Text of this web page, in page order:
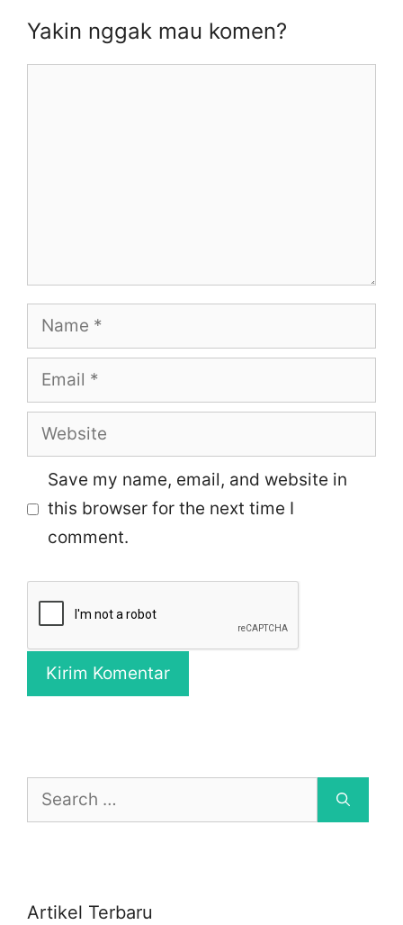
) w
)
w
)
w
)
Yakin nggak mau komen?
Name
Email
Website
Save my name, email, and website in
this browser for the next time I
comment.
Search
Artikel Terbaru